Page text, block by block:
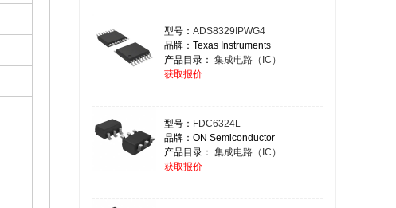
型号： ADS8329IPWG4
品牌：Texas Instruments
产品目录： 集成电路（IC）
获取报价
型号： FDC6324L
品牌：ON Semiconductor
产品目录： 集成电路（IC）
获取报价